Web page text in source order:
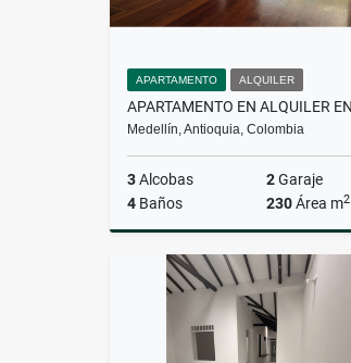
APARTAMENTO ALQUILER
Medellín, Antioquia, Colombia
3Alcobas 2Garaje
4 Baños 230Área m2
$17.000.000